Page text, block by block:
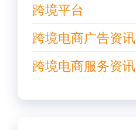
跨境平台
跨境电商广告资讯
跨境电商服务资讯